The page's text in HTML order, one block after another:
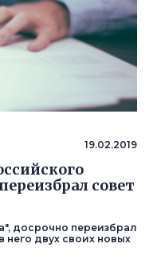
19.02.2019
совет
досрочно переизбрал
него двух своих новых